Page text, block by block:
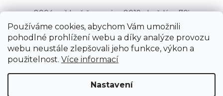
Používáme cookies, abychom Vám umožnili
pohodlné prohlížení webu a díky analýze provozu
webu neustále zlepšovali jeho funkce, výkon a
použitelnost. Více informací
Nastavení
8004 - cihlově červená 8019 - hnědá 7021 -
O
v
l
á
d
5položek celkem
Copyright 2026AZSTRECHA.CZ. Všechna práva
Upravit nastavení cookies